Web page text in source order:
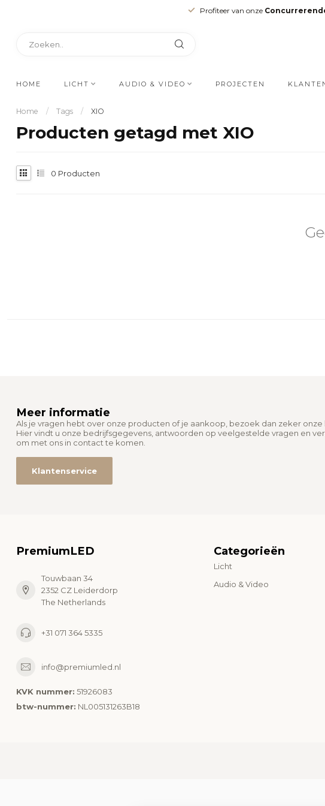
Profiteer van onze
HOME LICHT AUDIO & VIDEO PROJECTEN
Home / Tags / XIO
Producten getagd met XIO
0 Producten
Meer informatie
Als je vragen hebt over onze producten of je aankoop, bezoek dan zeker onze
Hier vindt u onze bedrijfsgegevens, antwoorden op veelgestelde vragen en
om met ons in contact te komen.
Klantenservice
PremiumLED
Touwbaan 34
2352 CZ Leiderdorp
The Netherlands
+31 071 364 5335
info@premiumled.nl
KVK nummer: 51926083
btw-nummer: NL005131263B18
Categorieën
Licht
Audio & Video